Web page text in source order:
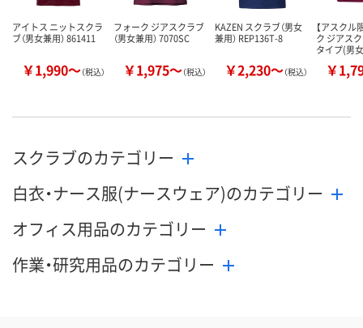
アイトス ニットスクラ
ブ（男女兼用） 861411
￥1,990～（税込）
フォーク ジアスクラブ
（男女兼用） 7070SC
￥1,975～（税込）
KAZEN スクラブ（男女
兼用） REP136T-8
￥2,230～（税込）
【アスクル
ク ジアス
タイプ(男
￥
スクラブのカテゴリー
白衣・ナース服(ナースウェア)のカテゴリー
オフィス用品のカテゴリー
作業・研究用品のカテゴリー